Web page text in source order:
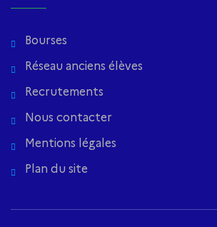
Bourses
Réseau anciens élèves
Recrutements
Nous contacter
Mentions légales
Plan du site